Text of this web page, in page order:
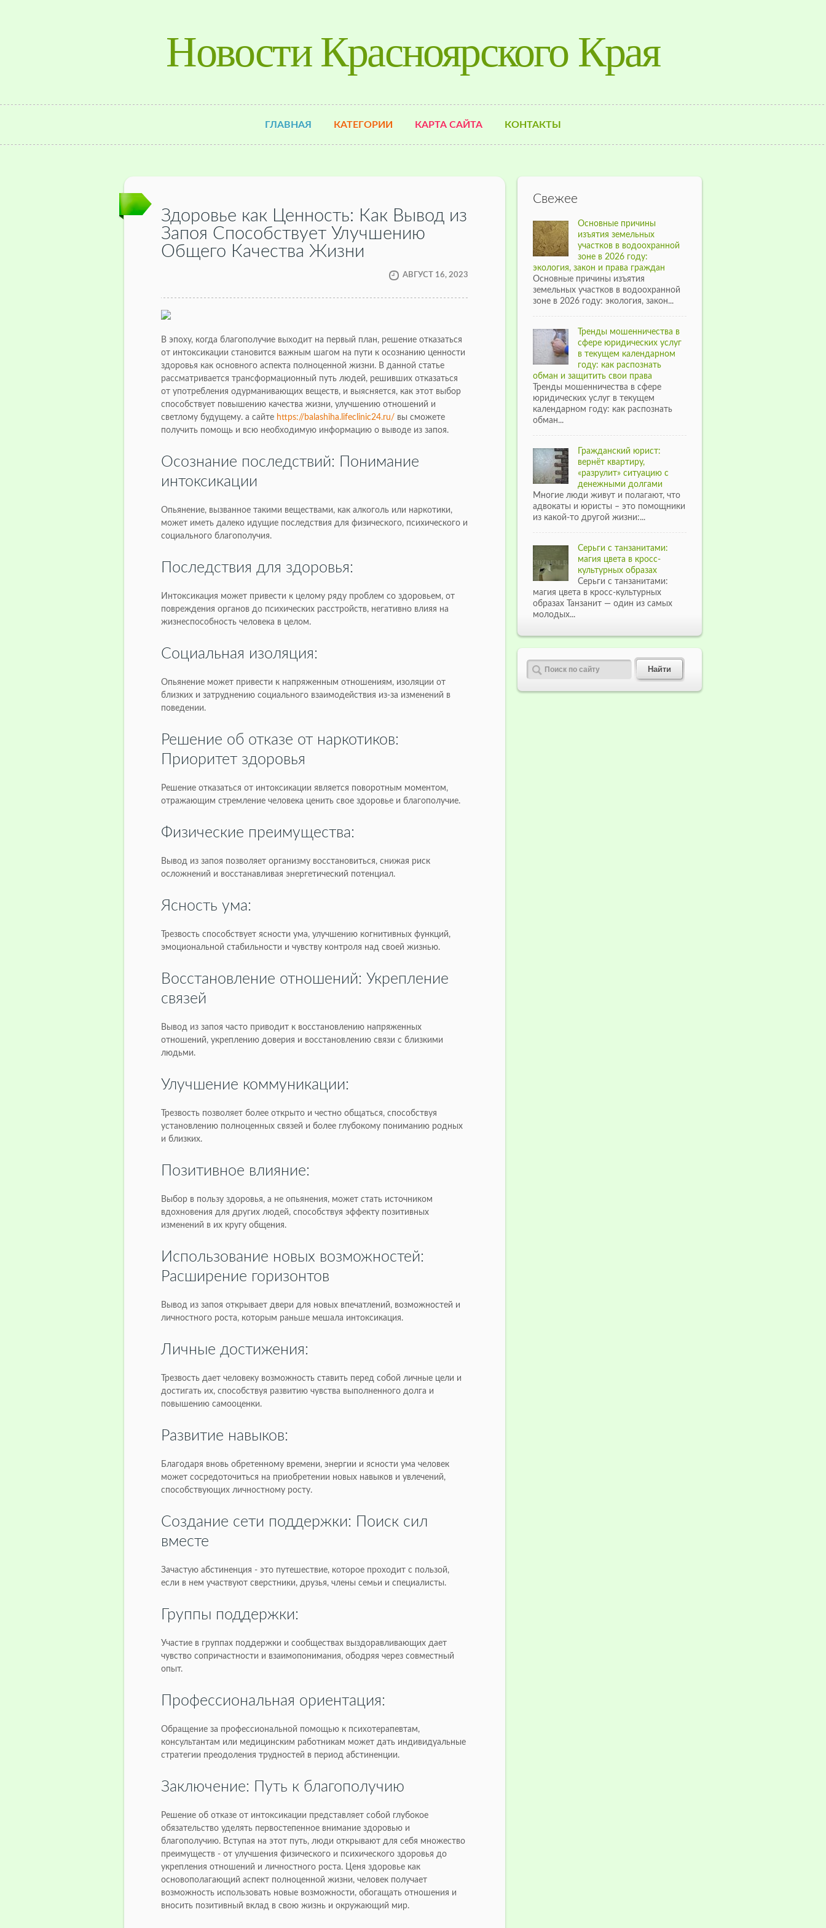
Новости Красноярского Края
ГЛАВНАЯ КАТЕГОРИИ КАРТА САЙТА КОНТАКТЫ
Здоровье как Ценность: Как Вывод из
Запоя Способствует Улучшению
Общего Качества Жизни
АВГУСТ 16, 2023
В эпоху, когда благополучие выходит на первый план, решение отказаться
от интоксикации становится важным шагом на пути к осознанию ценности
здоровья как основного аспекта полноценной жизни. В данной статье
рассматривается трансформационный путь людей, решивших отказаться
от употребления одурманивающих веществ, и выясняется, как этот выбор
способствует повышению качества жизни, улучшению отношений и
светлому будущему. а сайте https://balashiha.lifeclinic24.ru/ вы сможете
получить помощь и всю необходимую информацию о выводе из запоя.
Осознание последствий: Понимание
интоксикации
Опьянение, вызванное такими веществами, как алкоголь или наркотики,
может иметь далеко идущие последствия для физического, психического и
социального благополучия.
Последствия для здоровья:
Интоксикация может привести к целому ряду проблем со здоровьем, от
повреждения органов до психических расстройств, негативно влияя на
жизнеспособность человека в целом.
Социальная изоляция:
Опьянение может привести к напряженным отношениям, изоляции от
близких и затруднению социального взаимодействия из-за изменений в
поведении.
Решение об отказе от наркотиков:
Приоритет здоровья
Решение отказаться от интоксикации является поворотным моментом,
отражающим стремление человека ценить свое здоровье и благополучие.
Физические преимущества:
Вывод из запоя позволяет организму восстановиться, снижая риск
осложнений и восстанавливая энергетический потенциал.
Ясность ума:
Трезвость способствует ясности ума, улучшению когнитивных функций,
эмоциональной стабильности и чувству контроля над своей жизнью.
Восстановление отношений: Укрепление
связей
Вывод из запоя часто приводит к восстановлению напряженных
отношений, укреплению доверия и восстановлению связи с близкими
людьми.
Улучшение коммуникации:
Трезвость позволяет более открыто и честно общаться, способствуя
установлению полноценных связей и более глубокому пониманию родных
и близких.
Позитивное влияние:
Выбор в пользу здоровья, а не опьянения, может стать источником
вдохновения для других людей, способствуя эффекту позитивных
изменений в их кругу общения.
Использование новых возможностей:
Расширение горизонтов
Вывод из запоя открывает двери для новых впечатлений, возможностей и
личностного роста, которым раньше мешала интоксикация.
Личные достижения:
Трезвость дает человеку возможность ставить перед собой личные цели и
достигать их, способствуя развитию чувства выполненного долга и
повышению самооценки.
Развитие навыков:
Благодаря вновь обретенному времени, энергии и ясности ума человек
может сосредоточиться на приобретении новых навыков и увлечений,
способствующих личностному росту.
Создание сети поддержки: Поиск сил
вместе
Зачастую абстиненция - это путешествие, которое проходит с пользой,
если в нем участвуют сверстники, друзья, члены семьи и специалисты.
Группы поддержки:
Участие в группах поддержки и сообществах выздоравливающих дает
чувство сопричастности и взаимопонимания, ободряя через совместный
опыт.
Профессиональная ориентация:
Обращение за профессиональной помощью к психотерапевтам,
консультантам или медицинским работникам может дать индивидуальные
стратегии преодоления трудностей в период абстиненции.
Заключение: Путь к благополучию
Решение об отказе от интоксикации представляет собой глубокое
обязательство уделять первостепенное внимание здоровью и
благополучию. Вступая на этот путь, люди открывают для себя множество
преимуществ - от улучшения физического и психического здоровья до
укрепления отношений и личностного роста. Ценя здоровье как
основополагающий аспект полноценной жизни, человек получает
возможность использовать новые возможности, обогащать отношения и
вносить позитивный вклад в свою жизнь и окружающий мир.
Свежее
Основные причины
изъятия земельных
участков в водоохранной
зоне в 2026 году:
экология, закон и права граждан
Основные причины изъятия
земельных участков в водоохранной
зоне в 2026 году: экология, закон...
Тренды мошенничества в
сфере юридических услуг
в текущем календарном
году: как распознать
обман и защитить свои права
Тренды мошенничества в сфере
юридических услуг в текущем
календарном году: как распознать
обман...
Гражданский юрист:
вернёт квартиру,
«разрулит» ситуацию с
денежными долгами
Многие люди живут и полагают, что
адвокаты и юристы – это помощники
из какой-то другой жизни:...
Серьги с танзанитами:
магия цвета в кросс-
культурных образах
Серьги с танзанитами:
магия цвета в кросс-культурных
образах Танзанит — один из самых
молодых...